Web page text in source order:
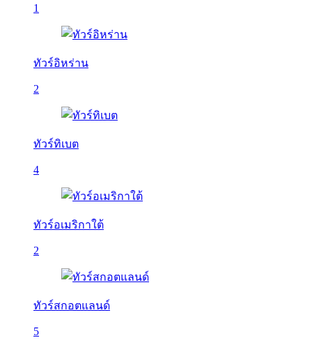
1
ทัวร์อิหร่าน
2
ทัวร์ทิเบต
4
ทัวร์อเมริกาใต้
2
ทัวร์สกอตแลนด์
5